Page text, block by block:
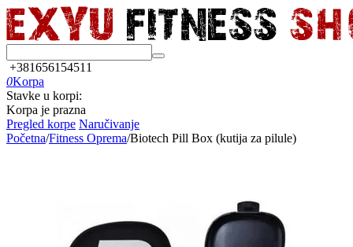
+381656154511
0Korpa
Stavke u korpi:
Korpa je prazna
Pregled korpe Naručivanje
Početna/Fitness Oprema/Biotech Pill Box (kutija za pilule)